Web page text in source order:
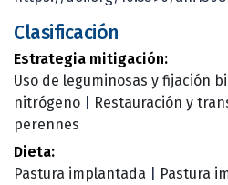
Clasificación
Estrategia mitigación:
Uso de leguminosas y fijación
nitrógeno
Restauración y
perennes
Dieta:
Pastura implantada
Pastura